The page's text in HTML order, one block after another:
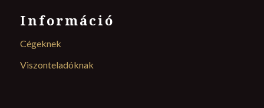
Információ
Cégeknek
Viszonteladóknak